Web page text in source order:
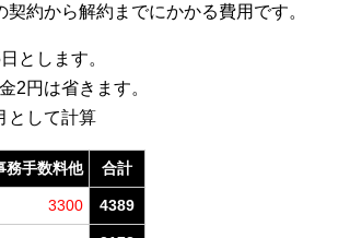
契約から解約までにかかる費用です。
とします。
2円は省きます。
として計算
務手数料他 合計
3300 4389